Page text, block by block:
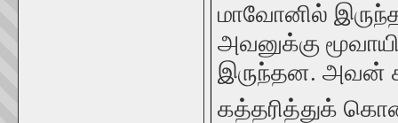
மாவோனில்
அவனுக்கு
இருந்தன. அவன்
கத்தரித்துக்